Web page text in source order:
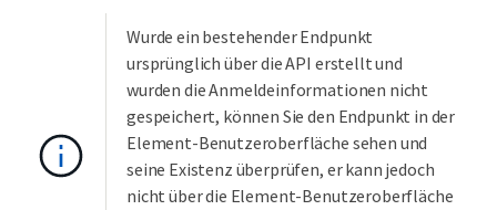
Wurde ein bestehender Endpunkt
ursprünglich über die API erstellt und
wurden die Anmeldeinformationen nicht
gespeichert, können Sie den Endpunkt in der
Element-Benutzeroberfläche sehen und
seine Existenz überprüfen, er kann jedoch
nicht über die Element-Benutzeroberfläche